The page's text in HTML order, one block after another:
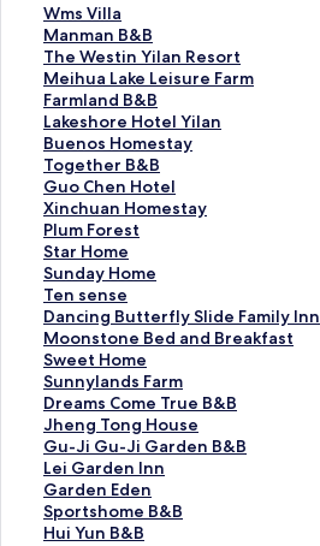
Wms Villa
W
m
s
V
i
l
l
a
的
連
結
Manman B&B
M
a
n
m
a
n
B
&
B
的
連
結
The Westin Yilan Resort
T
h
e
W
e
s
t
i
n
Y
i
l
a
n
R
e
s
o
r
t
的
連
結
Meihua Lake Leisure Farm
M
e
i
h
u
a
L
a
k
e
L
e
i
s
u
r
e
F
a
r
m
的
Farmland B&B
F
a
r
m
l
a
n
d
B
&
B
的
連
結
Lakeshore Hotel Yilan
L
a
k
e
s
h
o
r
e
H
o
t
e
l
Y
i
l
a
n
的
Buenos Homestay
B
u
e
n
o
s
H
o
m
e
s
t
a
y
的
連
結
Together B&B
T
o
g
e
t
h
e
r
B
&
B
的
連
結
Guo Chen Hotel
G
u
o
C
h
e
n
H
o
t
e
l
的
連
結
Xinchuan Homestay
X
i
n
c
h
u
a
n
H
o
m
e
s
t
a
y
Plum Forest
P
l
u
m
F
o
r
e
s
t
的
連
結
Star Home
S
t
a
r
H
o
m
e
的
連
結
Sunday Home
S
u
n
d
a
y
H
o
m
e
的
連
結
Ten sense
T
e
n
s
e
n
s
e
的
連
結
Dancing Butterfly Slide Family Inn
D
a
n
c
i
n
g
B
u
t
t
Moonstone Bed and Breakfast
M
o
o
n
s
t
o
n
e
B
Sweet Home
S
w
e
e
t
H
o
m
e
Sunnylands Farm
S
u
n
n
y
l
a
n
Dreams Come True B&B
D
r
e
a
m
s
C
Jheng Tong House
J
h
e
n
g
T
Gu-Ji Gu-Ji Garden B&B
G
u
-
J
i
Lei Garden Inn
L
e
i
G
Garden Eden
G
a
r
Sportshome B&B
S
p
Hui Yun B&B
H